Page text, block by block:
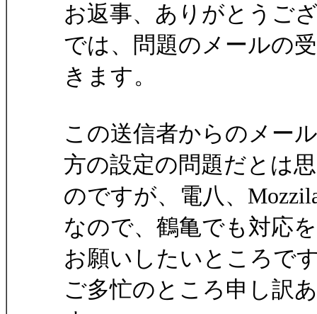
お返事、ありがとうご
では、問題のメールの
きます。
この送信者からのメー
方の設定の問題だとは
のですが、電八、
なので、鶴亀でも対応を
お願いしたいところで
ご多忙のところ申し訳